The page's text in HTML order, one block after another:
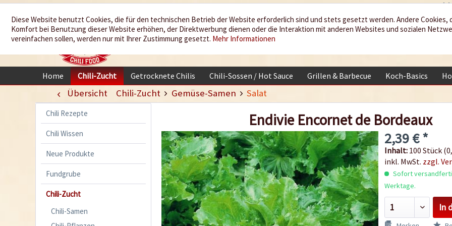
Wir würzen
Ihr Leben
Home Chili-Zucht Getrocknete Chilis Chili-Sossen / Hot Sauce Grillen & Barbecue Koch-Basics
Übersicht Chili-Zucht Gemüse-Samen Salat
Chili Rezepte
Chili Wissen
Neue Produkte
Fundgrube
Chili-Zucht
Chili-Samen
Endivie Encornet de Bordeaux
2,39 € *
Inhalt: 100 Stück
inkl. MwSt. zzgl.
Sofort
Werktage.
In
Diese Website benutzt Cookies, die für den technischen Betrieb der Website erforderlich sind und stets gesetzt werden. Andere Cookies,
Komfort bei Benutzung dieser Website erhöhen, der Direktwerbung dienen oder die Interaktion mit anderen Websites und sozialen
vereinfachen sollen, werden nur mit Ihrer Zustimmung gesetzt. Mehr Informationen